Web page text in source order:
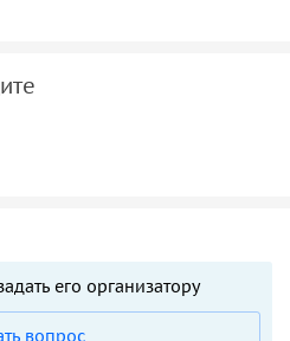
его организатору
вопрос